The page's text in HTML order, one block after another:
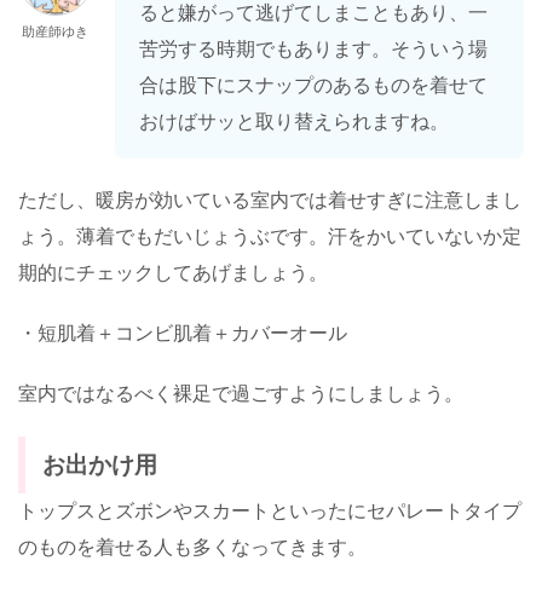
助産師ゆき
ると嫌がって逃げてしまこともあり、一
苦労する時期でもあります。そういう場
合は股下にスナップのあるものを着せて
おけばサッと取り替えられますね。
ただし、暖房が効いている室内では着せすぎに注意しまし
ょう。薄着でもだいじょうぶです。汗をかいていないか定
期的にチェックしてあげましょう。
・短肌着＋コンビ肌着＋カバーオール
室内ではなるべく裸足で過ごすようにしましょう。
お出かけ用
トップスとズボンやスカートといったにセパレートタイプ
のものを着せる人も多くなってきます。